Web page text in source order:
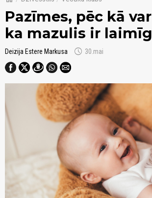
Pazīmes, pēc kā
ka mazulis ir
Deizija Estere Markusa schedule 30.mai